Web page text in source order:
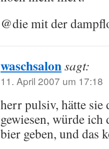
@die mit der
waschsalonsagt:
11. April 2007 um 17:18
herr pulsiv, hätte sie
gewiesen, würde ich
bier geben, und das